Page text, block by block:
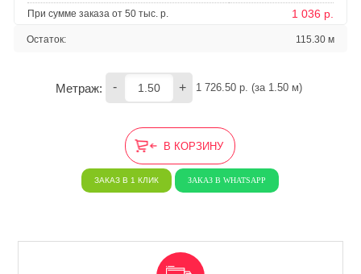
При сумме заказа от 50 тыс. р. 1 036 р.
Остаток: 115.30 м
Метраж: - + 1 726.50 р. (за 1.50 м)
В КОРЗИНУ
ЗАКАЗ В 1 КЛИК ЗАКАЗ В WHATSAPP